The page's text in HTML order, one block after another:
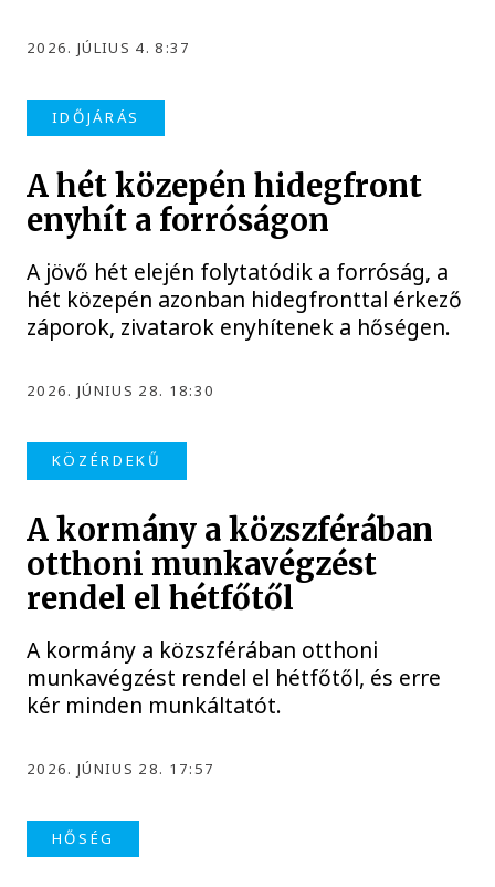
2026. JÚLIUS 4. 8:37
IDŐJÁRÁS
A hét közepén hidegfront
enyhít a forróságon
A jövő hét elején folytatódik a forróság, a
hét közepén azonban hidegfronttal érkező
záporok, zivatarok enyhítenek a hőségen.
2026. JÚNIUS 28. 18:30
KÖZÉRDEKŰ
A kormány a közszférában
otthoni munkavégzést
rendel el hétfőtől
A kormány a közszférában otthoni
munkavégzést rendel el hétfőtől, és erre
kér minden munkáltatót.
2026. JÚNIUS 28. 17:57
HŐSÉG